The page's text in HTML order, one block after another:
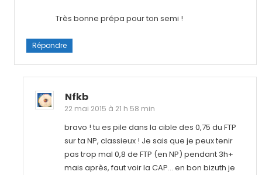
Très bonne prépa pour ton semi !
Répondre
Nfkb
22 mai 2015 à 21 h 58 min
bravo ! tu es pile dans la cible des 0,75 du FTP
sur ta NP, classieux ! Je sais que je peux tenir
pas trop mal 0,8 de FTP (en NP) pendant 3h+
mais après, faut voir la CAP… en bon bizuth je